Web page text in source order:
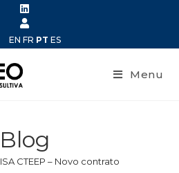
EN FR PT ES
Menu
Blog
ISA CTEEP – Novo contrato